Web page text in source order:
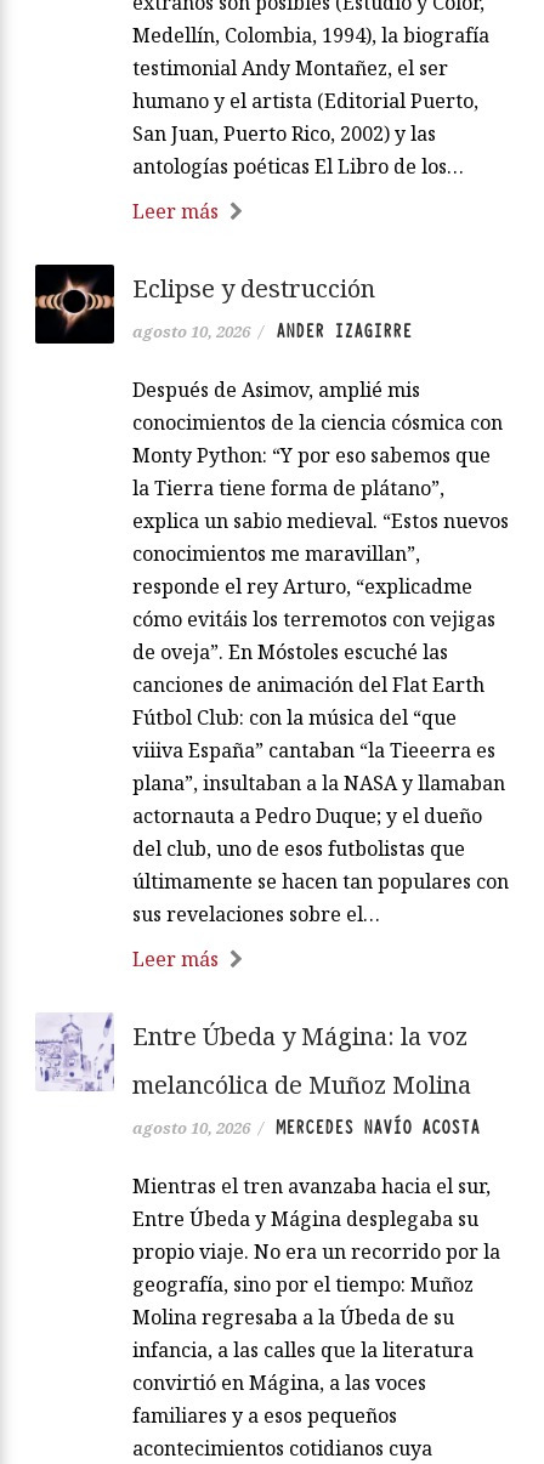
Medellín, Colombia, 1994), la biografía
testimonial Andy Montañez, el ser
humano y el artista (Editorial Puerto,
San Juan, Puerto Rico, 2002) y las
antologías poéticas El Libro de los…
Leer más
Eclipse y destrucción
agosto 10, 2026 / ANDER IZAGIRRE
Después de Asimov, amplié mis
conocimientos de la ciencia cósmica con
Monty Python: “Y por eso sabemos que
la Tierra tiene forma de plátano”,
explica un sabio medieval. “Estos nuevos
conocimientos me maravillan”,
responde el rey Arturo, “explicadme
cómo evitáis los terremotos con vejigas
de oveja”. En Móstoles escuché las
canciones de animación del Flat Earth
Fútbol Club: con la música del “que
viiiva España” cantaban “la Tieeerra es
plana”, insultaban a la NASA y llamaban
actornauta a Pedro Duque; y el dueño
del club, uno de esos futbolistas que
últimamente se hacen tan populares con
sus revelaciones sobre el…
Leer más
Entre Úbeda y Mágina: la voz
melancólica de Muñoz Molina
agosto 10, 2026 / MERCEDES NAVÍO ACOSTA
Mientras el tren avanzaba hacia el sur,
Entre Úbeda y Mágina desplegaba su
propio viaje. No era un recorrido por la
geografía, sino por el tiempo: Muñoz
Molina regresaba a la Úbeda de su
infancia, a las calles que la literatura
convirtió en Mágina, a las voces
familiares y a esos pequeños
acontecimientos cotidianos cuya